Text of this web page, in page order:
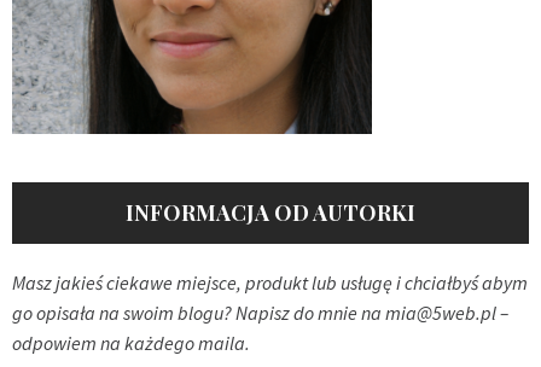
INFORMACJA OD AUTORKI
Masz jakieś ciekawe miejsce, produkt lub usługę i chciałbyś abym
go opisała na swoim blogu? Napisz do mnie na mia@5web.pl–
odpowiem na każdego maila.